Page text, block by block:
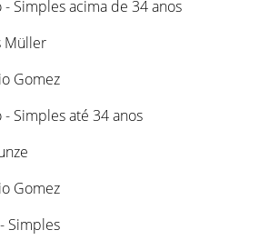
- Simples acima de 34 anos
Müller
Gomez
- Simples até 34 anos
Gomez
Simples